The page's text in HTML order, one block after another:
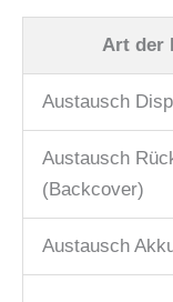
Art der
Austausch
Austausch
(Backcover)
Austausch